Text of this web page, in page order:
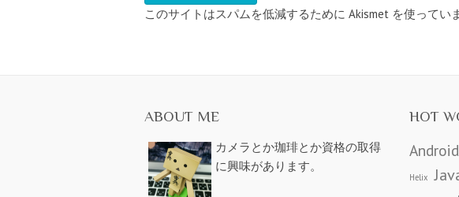
このサイトはスパムを低減するために Akismet を使っていま
ABOUT ME
カメラとか珈琲とか資格の取得
に興味があります。
HOT
Android
Helix